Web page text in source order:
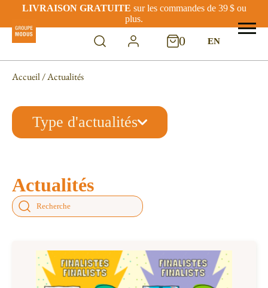
LIVRAISON GRATUITE sur les commandes de 39 $ ou
plus.
0 EN
Accueil/ Actualités
Type d'actualités
Actualités